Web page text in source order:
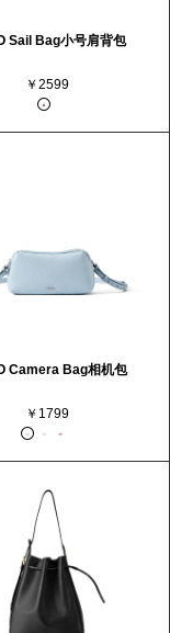
Sail Bag小号肩背包
￥2599
Camera Bag相机包
￥1799